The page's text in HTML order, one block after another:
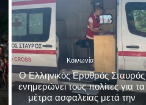
Κοινωνία
Ο Ελληνικός Ερυθρός Σταυρός
ενημερώνει τους πολίτες για τα
μέτρα ασφαλείας μετά την
πυρκαγιά στις πληγείσες
περιοχές της Δ. Αττικής